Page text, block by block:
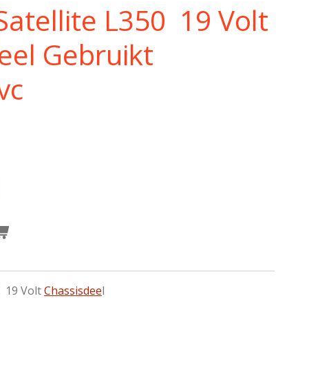
L350 19 Volt
Gebruikt
19 VoltChassisdeel